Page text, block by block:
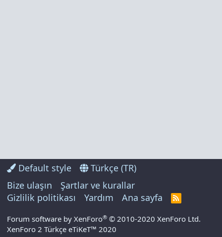
Default style
Türkçe (TR)
Bize ulaşın
Şartlar ve kurallar
Gizlilik politikası
Yardım Ana sayfa
R
S
Forum software by XenForo® © 2010-2020 XenForo Ltd.
XenForo 2 Türkçe eTiKeT™ 2020